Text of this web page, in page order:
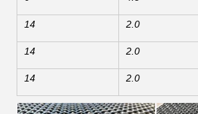
14 2.0
14 2.0
14 2.0